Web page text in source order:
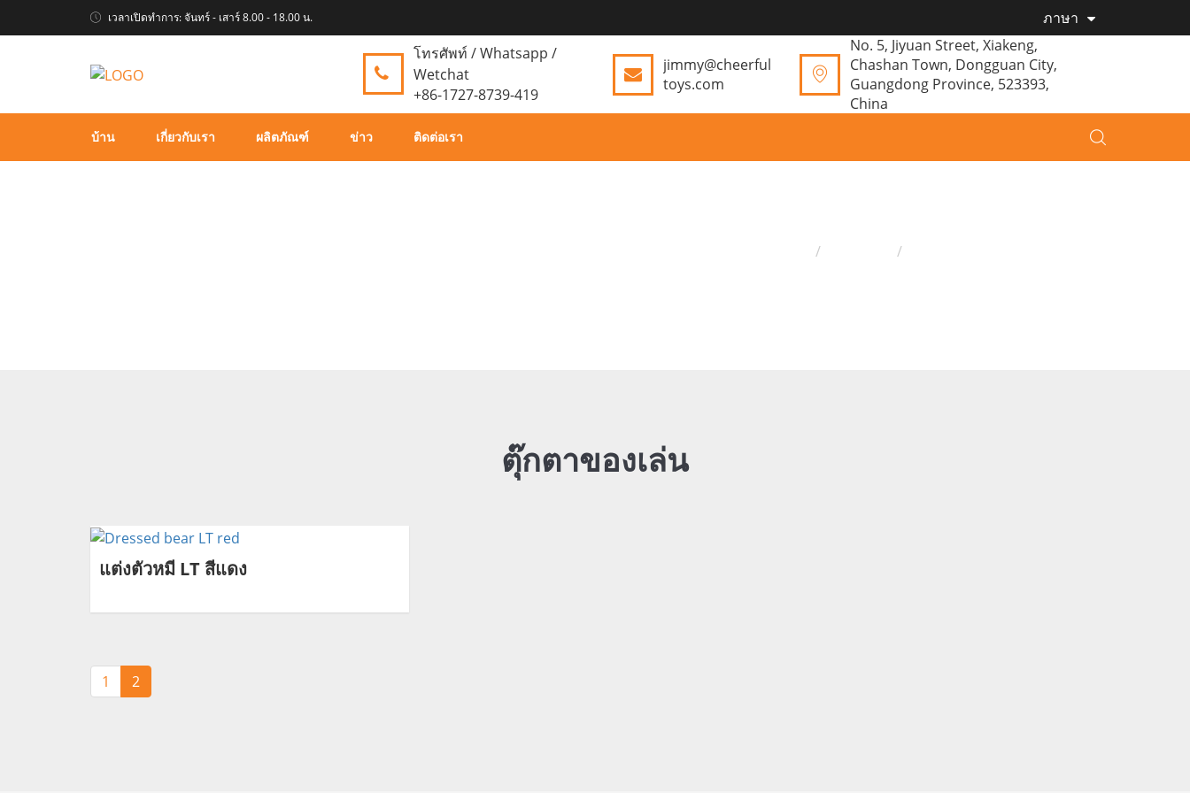
เวลาเปิดทําการ: จันทร์ - เสาร์ 8.00 - 18.00 น.
ภาษา
โทรศัพท์ / Whatsapp /
Wetchat
+86-1727-8739-419
jimmy@cheerful
toys.com
No. 5, Jiyuan Street, Xiakeng,
Chashan Town, Dongguan City,
Guangdong Province, 523393,
China
บ้าน เกี่ยวกับเรา ผลิตภัณฑ์ ข่าว ติดต่อเรา
ตุ๊กตาของเล่น
แต่งตัวหมี LT สีแดง
1 2